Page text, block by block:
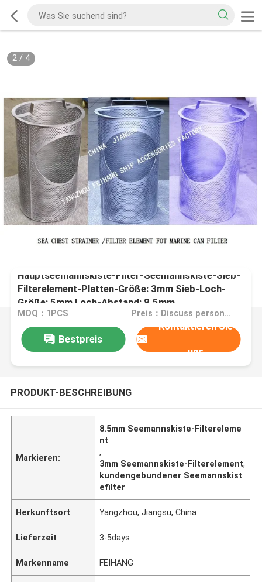
2/ 4
Hauptseemannskiste-Filter-Seemannskiste-Sieb-
Filterelement-Platten-Größe: 3mm Sieb-Loch-
Größe: 5mm Loch-Abstand: 8.5mm
MOQ：1PCS Preis：Discuss personally
Bestpreis
Kontaktieren Sie
uns
PRODUKT-BESCHREIBUNG
Markieren:
8.5mm Seemannskiste-Filtereleme
nt
,
3mm Seemannskiste-Filterelement,
kundengebundener Seemannskist
efilter
Herkunftsort Yangzhou, Jiangsu, China
Lieferzeit 3-5days
Markenname FEIHANG